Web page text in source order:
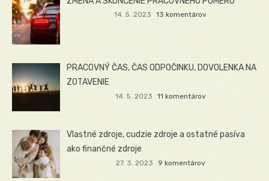
14. 5. 2023 13 komentárov
PRACOVNÝ ČAS, ČAS ODPOČINKU, DOVOLENKA NA
ZOTAVENIE
14. 5. 2023 11 komentárov
Vlastné zdroje, cudzie zdroje a ostatné pasíva
ako finančné zdroje
27. 3. 2023 9 komentárov